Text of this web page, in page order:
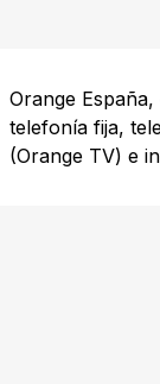
Orange
telefonía fija,
(Orange TV) e